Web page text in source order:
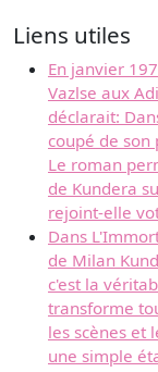
Liens utiles
En janvier
Vazlse aux
déclarait:
coupé de
Le roman
de Kundera
rejoint-elle
Dans
de Milan
c'est la
transforme
les scènes et
une simple